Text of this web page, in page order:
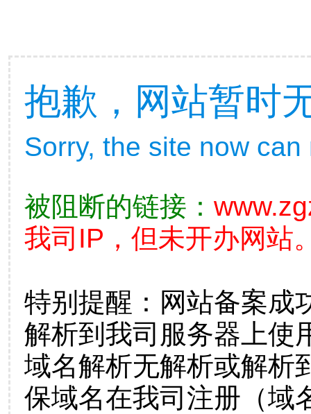
抱歉，网站暂时
Sorry, the site now
被阻断的链接：
我司IP，但未开办网站
特别提醒：网站备案成
解析到我司服务器上使
域名解析无解析或解析
保域名在我司注册（域